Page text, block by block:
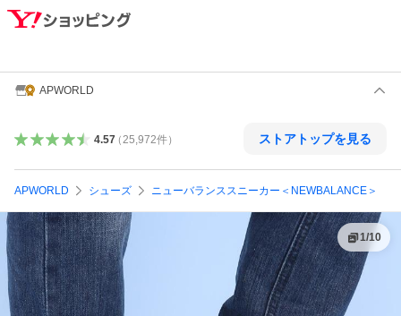
APWORLD
4.57（ 25,972件） ストアトップを見る
APWORLD シューズ ニューバランススニーカー＜NEWBALANCE＞
1/10